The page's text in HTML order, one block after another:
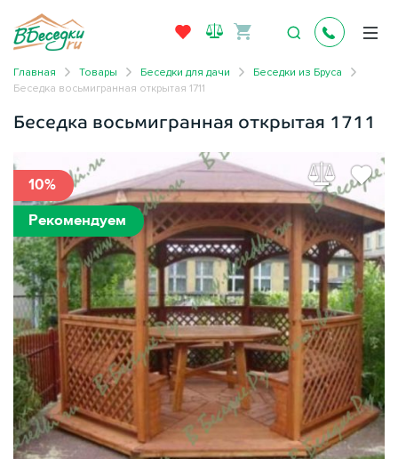
Главная Товары Беседки для дачи
Беседки из Бруса
Беседка восьмигранная открытая 1711
Беседка восьмигранная открытая 1711
10%
Рекомендуем